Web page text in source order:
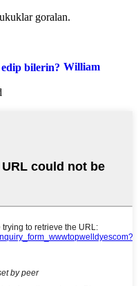
goralan.
William